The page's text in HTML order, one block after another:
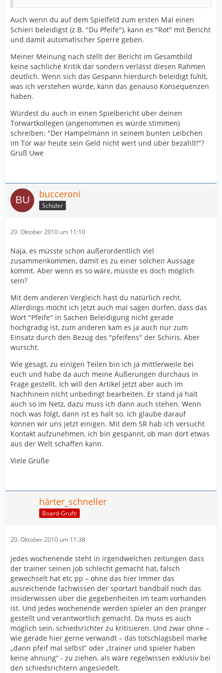
Auch wenn du auf dem Spielfeld zum ersten Mal einen
Schieri beleidigst (z.B. "Du Pfeife"), kann es "Rot" mit Bericht
und damit automatischer Sperre geben.
Meiner Meinung nach stellt der Bericht im Gesamtbild
keine sachliche Kritik dar sondern verlässt diesen Rahmen
deutlich. Wenn sich das Gespann hierdurch beleidigt fühlt,
was ich verstehen würde, kann das genauso Konsequenzen
haben.
Würdest du auch in einen Spielbericht über deinen
Torwartkollegen (angenommen es würde stimmen)
schreiben: "Der Hampelmann in seinem bunten Leibchen
im Tor war heute sein Geld nicht wert und über bezahlt!"?
Gruß Uwe
bucceroni
Schüler
20. Oktober 2010 um 11:10
Naja, es müsste schon außerordentlich viel
zusammenkommen, damit es zu einer solchen Aussage
kommt. Aber wenn es so wäre, müsste es doch möglich
sein?
Mit dem anderen Vergleich hast du natürlich recht.
Allerdings möcht ich jetzt auch mal sagen dürfen, dass das
Wort "Pfeife" in Sachen Beleidigung nicht gerade
hochgradig ist, zum anderen kam es ja auch nur zum
Einsatz durch den Bezug des "pfeifens" der Schiris. Aber
wurscht.
Wie gesagt, zu einigen Teilen bin ich ja mittlerweile bei
euch und habe da auch meine Äußerungen durchaus in
Frage gestellt. Ich will den Artikel jetzt aber auch im
Nachhinein nicht unbedingt bearbeiten. Er stand ja halt
auch so im Netz, dazu muss ich dann auch stehen. Wenn
noch was folgt, dann ist es halt so. Ich glaube darauf
können wir uns jetzt einigen. Mit dem SR hab ich versucht
Kontakt aufzunehmen, ich bin gespannt, ob man dort etwas
aus der Welt schaffen kann.
Viele Grüße
härter_schneller
Board-Grufti
20. Oktober 2010 um 11:38
jedes wochenende steht in irgendwelchen zeitungen dass
der trainer seinen job schlecht gemacht hat, falsch
gewechselt hat etc pp – ohne das hier immer das
ausreichende fachwissen der sportart handball noch das
insiderwissen über die gegebenheiten im team vorhanden
ist. Und jedes wochenende werden spieler an den pranger
gestellt und verantwortlich gemacht. Da muss es auch
möglich sein, schiedsrichter zu kritisieren. Und zwar ohne –
wie gerade hier gerne verwandt – das totschlagsbeil marke
„dann pfeif mal selbst“ oder „trainer und spieler haben
keine ahnung“ - zu ziehen, als wäre regelwissen exklusiv bei
den schiedsrichtern angesiedelt.